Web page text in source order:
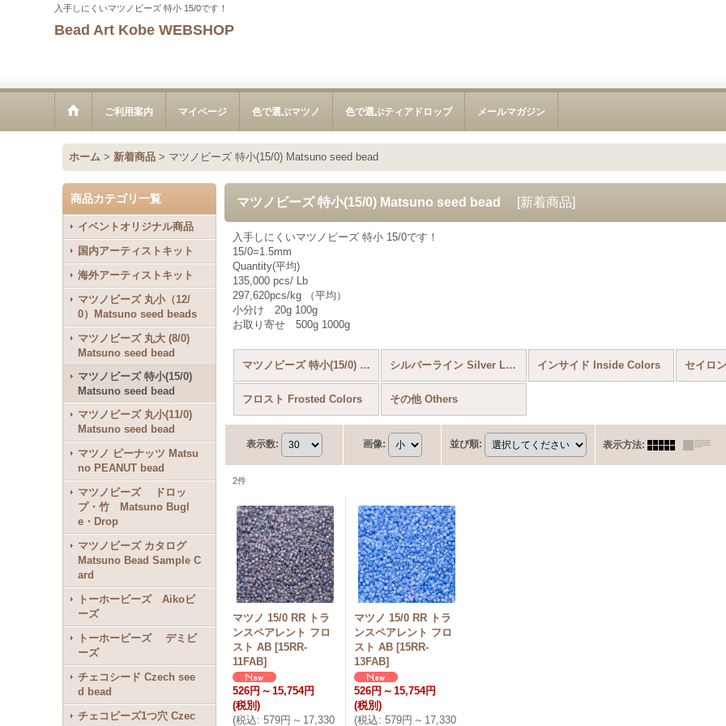
入手しにくいマツノビーズ 特小 15/0です！
Bead Art Kobe WEBSHOP
ご利用案内 マイページ 色で選ぶマツノ 色で選ぶティアドロップ メールマガジン
ホーム > 新着商品 > マツノビーズ 特小(15/0) Matsuno seed bead
商品カテゴリ一覧
イベントオリジナル商品
国内アーティストキット
海外アーティストキット
マツノビーズ 丸小（12/
0）Matsuno seed beads
マツノビーズ 丸大 (8/0)
Matsuno seed bead
マツノビーズ 特小(15/0)
Matsuno seed bead
マツノビーズ 丸小(11/0)
Matsuno seed bead
マツノ ピーナッツ Matsu
no PEANUT bead
マツノビーズ ドロッ
プ・竹 Matsuno Bugl
e・Drop
マツノビーズ カタログ
Matsuno Bead Sample C
ard
トーホービーズ Aikoビ
ーズ
トーホービーズ デミビ
ーズ
チェコシード Czech see
d bead
チェコビーズ1つ穴 Czec
マツノビーズ 特小(15/0) Matsuno seed bead [新着商品]
入手しにくいマツノビーズ 特小 15/0です！
15/0=1.5mm
Quantity(平均)
135,000 pcs/ Lb
297,620pcs/kg （平均）
小分け 20g 100g
お取り寄せ 500g 1000g
マツノビーズ 特小(15/0) Matsuno seed bead (全商品) シルバーライン Silver Lined インサイド Inside Colors セイロ
フロスト Frosted Colors その他 Others
表示数: 画像: 並び順: 表示方法:
2件
マツノ 15/0 RR トラ
ンスペアレント フロ
スト AB [15RR-
11FAB]
526円 ～ 15,754円
(税別)
(税込: 579円 ～ 17,330
マツノ 15/0 RR トラ
ンスペアレント フロ
スト AB [15RR-
13FAB]
526円 ～ 15,754円
(税別)
(税込: 579円 ～ 17,330